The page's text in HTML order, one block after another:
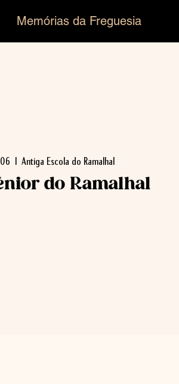
Memórias da Freguesia
  |
Antiga Escola do Ramalhal
do Ramalhal